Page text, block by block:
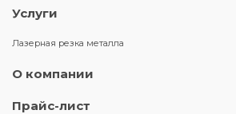
Услуги
Лазерная резка металла
О компании
Прайс-лист